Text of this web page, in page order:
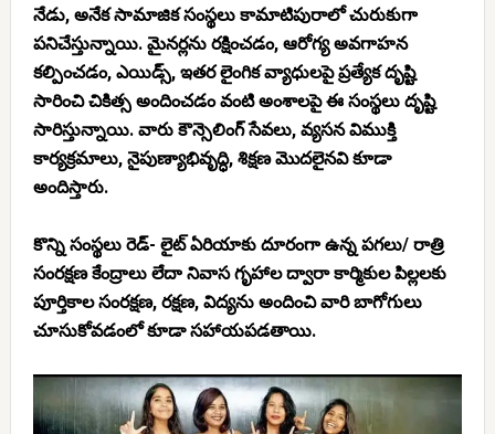
నేడు, అనేక సామాజిక సంస్థలు కామాటిపురాలో చురుకుగా
పనిచేస్తున్నాయి. మైనర్లను రక్షించడం, ఆరోగ్య అవగాహన
కల్పించడం, ఎయిడ్స్, ఇతర లైంగిక వ్యాధులపై ప్రత్యేక దృష్టి
సారించి చికిత్స అందించడం వంటి అంశాలపై ఈ సంస్థలు దృష్టి
సారిస్తున్నాయి. వారు కౌన్సెలింగ్ సేవలు, వ్యసన విముక్తి
కార్యక్రమాలు, నైపుణ్యాభివృద్ధి, శిక్షణ మొదలైనవి కూడా
అందిస్తారు.
కొన్ని సంస్థలు రెడ్- లైట్ ఏరియాకు దూరంగా ఉన్న పగలు/ రాత్రి
సంరక్షణ కేంద్రాలు లేదా నివాస గృహాల ద్వారా కార్మికుల పిల్లలకు
పూర్తికాల సంరక్షణ, రక్షణ, విద్యను అందించి వారి బాగోగులు
చూసుకోవడంలో కూడా సహాయపడతాయి.